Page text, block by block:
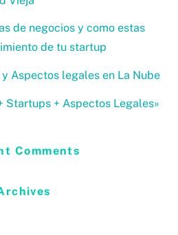
de negocios y como estas
de tu startup
Aspectos legales en La Nube
Startups + Aspectos Legales»
Comments